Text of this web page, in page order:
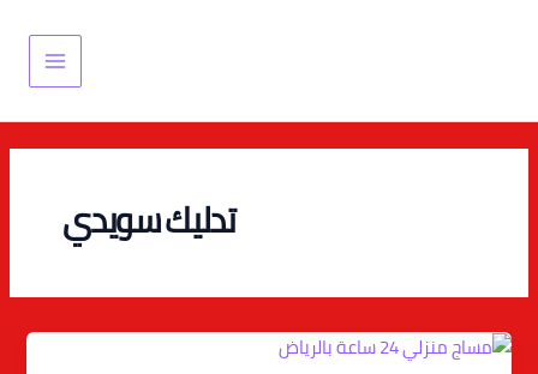
Main
Menu
تدليك سويدي